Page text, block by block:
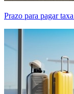
Prazo para pagar